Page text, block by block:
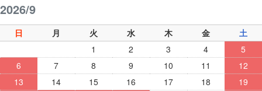
2026/9
日 月 火 水 木 金
土
1
2 3 4
5
6
7 8 9 10 11
12
13
14 15 16 17 18
19